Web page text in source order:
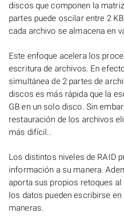
discos que componen la
partes puede oscilar entre 2
cada archivo se almacena en
Este enfoque acelera los
escritura de archivos. En
simultánea de 2 partes de
discos es más rápida que la
GB en un solo disco. Sin
restauración de los archivos
más difícil..
Los distintos niveles de RAID
información a su manera.
aporta sus propios retoques
los datos pueden escribirse
maneras.